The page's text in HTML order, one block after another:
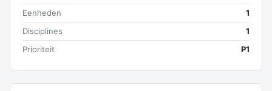
Eenheden
1
Disciplines
1
Prioriteit
P1